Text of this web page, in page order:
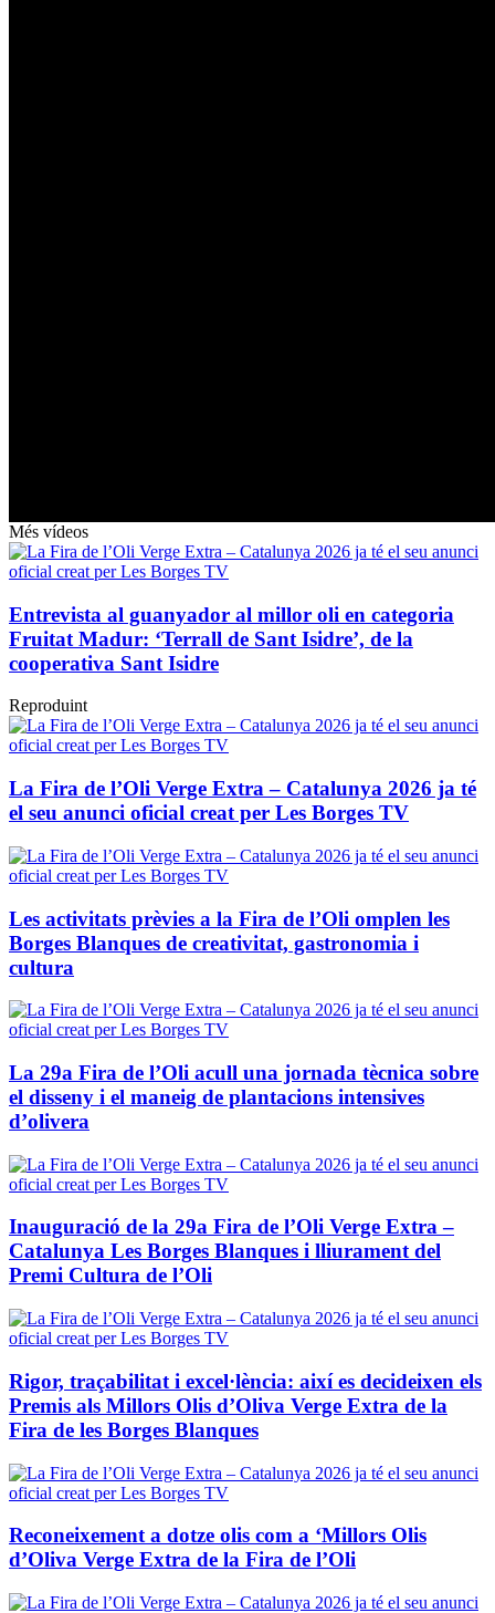
Més vídeos
Entrevista al guanyador al millor oli en categoria
Fruitat Madur: ‘Terrall de Sant Isidre’, de la
cooperativa Sant Isidre
Reproduint
La Fira de l’Oli Verge Extra – Catalunya 2026 ja té
el seu anunci oficial creat per Les Borges TV
Les activitats prèvies a la Fira de l’Oli omplen les
Borges Blanques de creativitat, gastronomia i
cultura
La 29a Fira de l’Oli acull una jornada tècnica sobre
el disseny i el maneig de plantacions intensives
d’olivera
Inauguració de la 29a Fira de l’Oli Verge Extra –
Catalunya Les Borges Blanques i lliurament del
Premi Cultura de l’Oli
Rigor, traçabilitat i excel·lència: així es decideixen els
Premis als Millors Olis d’Oliva Verge Extra de la
Fira de les Borges Blanques
Reconeixement a dotze olis com a ‘Millors Olis
d’Oliva Verge Extra de la Fira de l’Oli